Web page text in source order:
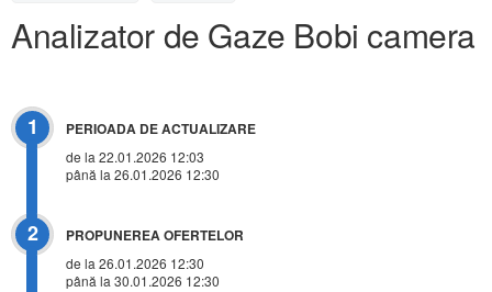
Analizator de Gaze Bobi camera
1 PERIOADA DE ACTUALIZARE
de la 22.01.2026 12:03
până la 26.01.2026 12:30
2 PROPUNEREA OFERTELOR
de la 26.01.2026 12:30
până la 30.01.2026 12:30